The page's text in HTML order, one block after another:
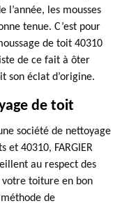
l’année, les mousses
tenue. C’est pour
de toit 40310
de ce fait à ôter
son éclat d’origine.
de toit
société de nettoyage
et 40310, FARGIER
au respect des
toiture en bon
de